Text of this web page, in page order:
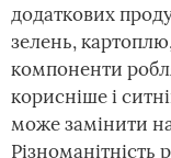
додаткових
зелень,
компоненти
корисніше і
може замінити
Різноманітність